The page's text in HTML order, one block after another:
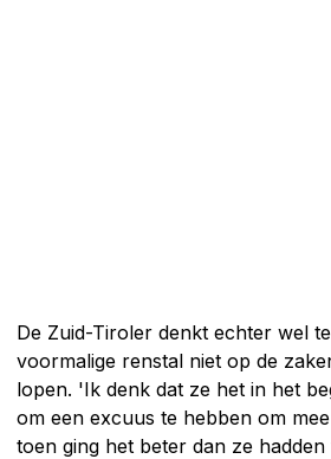
De Zuid-Tiroler denkt echter wel
voormalige renstal niet op de
lopen. 'Ik denk dat ze het in het
om een excuus te hebben om
toen ging het beter dan ze